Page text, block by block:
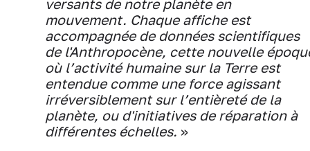
versants de notre planète en
mouvement. Chaque affiche est
accompagnée de données scientifiques
de l'Anthropocène, cette nouvelle
où l’activité humaine sur la Terre est
entendue comme une force agissant
irréversiblement sur l’entièreté de la
planète, ou d'initiatives de réparation à
différentes échelles. »